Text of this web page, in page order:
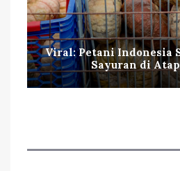
Viral: Petani Indonesia
Sayuran di